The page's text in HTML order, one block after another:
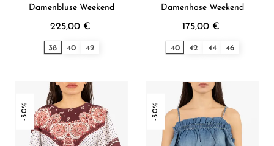
Damenbluse Weekend
225,00 €
38 40 42
Damenhose Weekend
175,00 €
40 42 44 46
-30% -30%